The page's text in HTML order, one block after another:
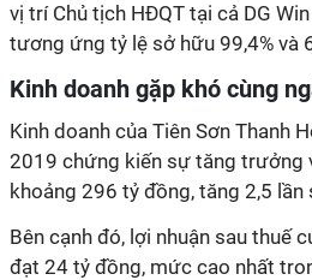
vị trí Chủ tịch HÐQT tại cả DG
tương ứng tỷ lệ sở hữu 99,4% và
Kinh doanh gặp khó cùng
Kinh doanh của Tiên Sơn Thanh
2019 chứng kiến sự tăng trưởng
khoảng 296 tỷ đồng, tăng 2,5
Bên cạnh đó, lợi nhuận sau thuế
đạt 24 tỷ đồng, mức cao nhất